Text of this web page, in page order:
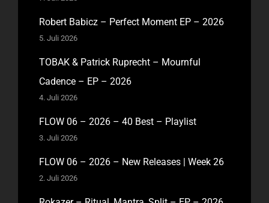
Robert Babicz – Perfect Moment EP – 2026
5. Juli 2026
TOBAK & Patrick Ruprecht – Mournful
Cadence – EP – 2026
4. Juli 2026
FLOW 06 – 2026 – 40 Best – Playlist
3. Juli 2026
FLOW 06 – 2026 – New Releases | Week 26
2. Juli 2026